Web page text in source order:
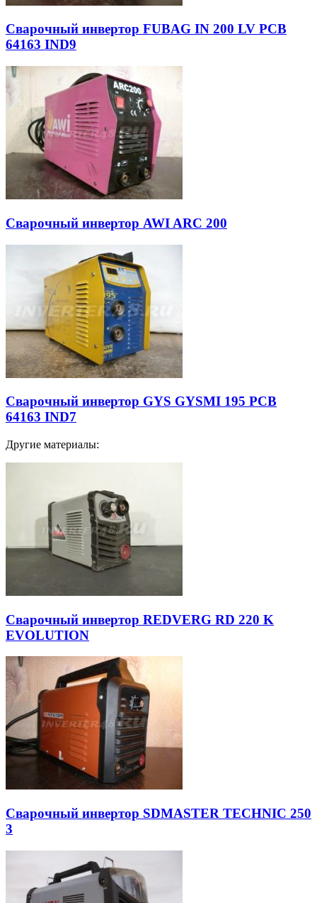
Сварочный инвертор FUBAG IN 200 LV PCB
64163 IND9
Сварочный инвертор AWI ARC 200
Сварочный инвертор GYS GYSMI 195 PCB
64163 IND7
Другие материалы:
Сварочный инвертор REDVERG RD 220 K
EVOLUTION
Сварочный инвертор SDMASTER TECHNIC 250
3